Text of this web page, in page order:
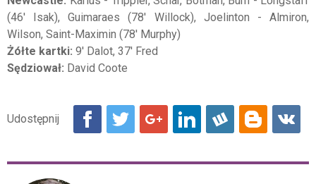
(46' Isak), Guimaraes (78' Willock), Joelinton - Almiron,
Wilson, Saint-Maximin (78' Murphy)
Żółte kartki: 9' Dalot, 37' Fred
Sędziował: David Coote